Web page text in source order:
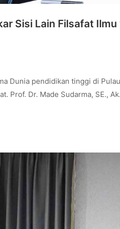
Sisi Lain Filsafat
Dunia pendidikan tinggi di
Prof. Dr. Made Sudarma, SE.,